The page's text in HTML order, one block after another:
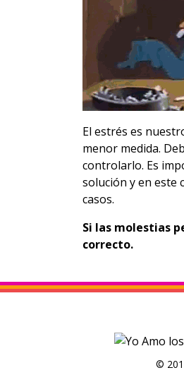
El estrés es
menor medida.
controlarlo. Es
solución y en este
casos.
Si las molestias
correcto.
©